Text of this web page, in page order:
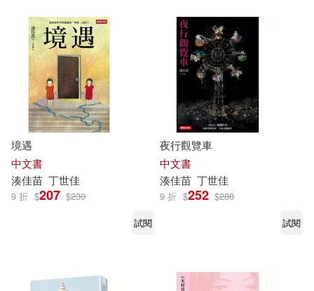
境遇
中文書
湊佳苗 丁世佳
9 折 $207 $230
試閱
夜行觀覽車
中文書
湊佳苗 丁世佳
9 折 $252 $280
試閱